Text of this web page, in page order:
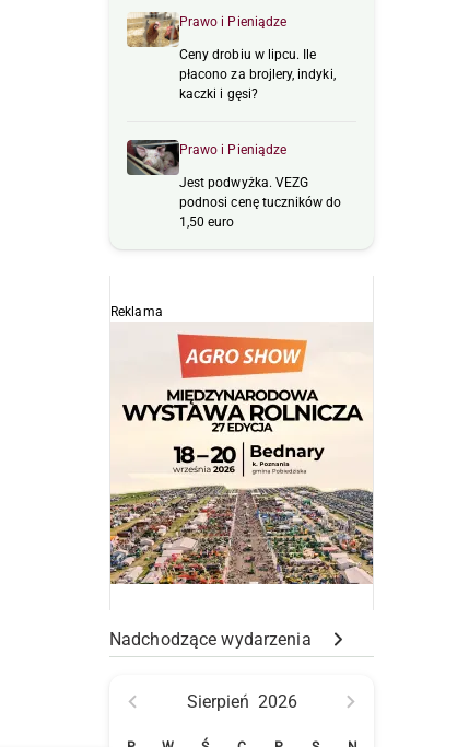
Prawo i Pieniądze
Ceny drobiu w lipcu. Ile
płacono za brojlery, indyki,
kaczki i gęsi?
Prawo i Pieniądze
Jest podwyżka. VEZG
podnosi cenę tuczników do
1,50 euro
Reklama
Nadchodzące wydarzenia
Sierpień 2026